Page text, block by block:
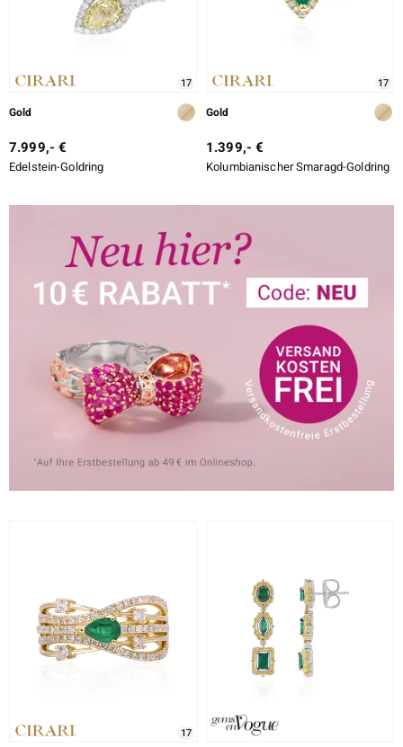
17
Gold
7.999,- €
Edelstein-Goldring
17
Gold
1.399,- €
Kolumbianischer Smaragd-Goldring
17